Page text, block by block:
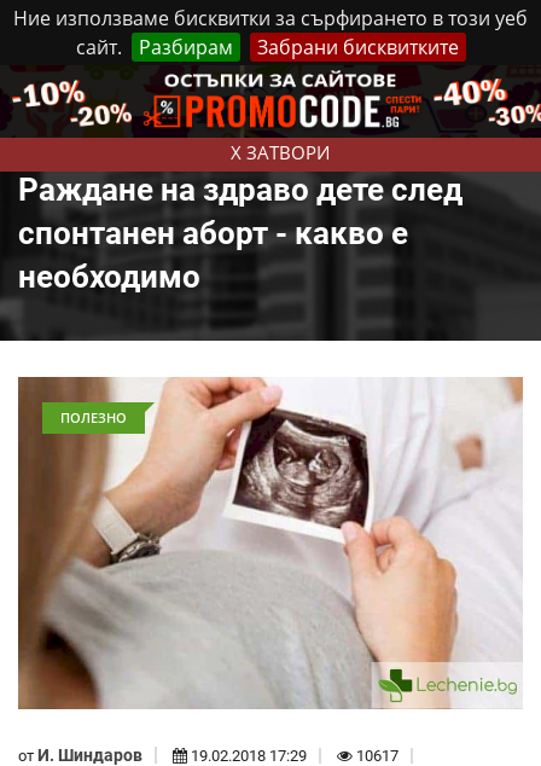
Ние използваме бисквитки за сърфирането в този уеб
сайт.
Разбирам Забрани бисквитките
X ЗАТВОРИ
Събота, 8 Август, 2026 Реклама Контакти
Раждане на здраво дете след
спонтанен аборт - какво е
необходимо
ПОЛЕЗНО
от И. Шиндаров 19.02.2018 17:29 10617